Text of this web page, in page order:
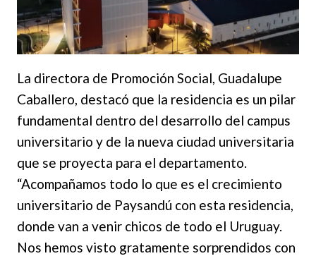
La directora de Promoción Social, Guadalupe
Caballero, destacó que la residencia es un pilar
fundamental dentro del desarrollo del campus
universitario y de la nueva ciudad universitaria
que se proyecta para el departamento.
“Acompañamos todo lo que es el crecimiento
universitario de Paysandú con esta residencia,
donde van a venir chicos de todo el Uruguay.
Nos hemos visto gratamente sorprendidos con